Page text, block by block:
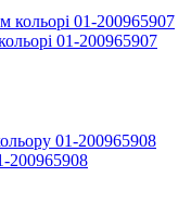
01-200965907
200965908